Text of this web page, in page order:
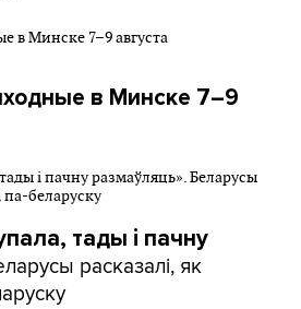
в Минске 7–9
тады і пачну
расказалі, як